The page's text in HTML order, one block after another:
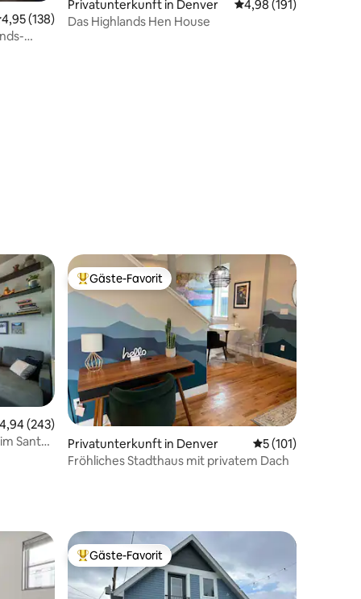
Bewertungen Bewertung: 4,95 von 5, 138 Bewertungen
4,95 (138)
Privatunterkunft in Denver Durchschnittliche
4,98 (191)
Das Highlands Hen House
Bewertungen
Bewertung: 4,94 von 5, 243 Bewertungen
4,94 (243)
Santa
Beliebter Gäste-Favorit.
Gäste-Favorit
Privatunterkunft in Denver Durchschnittliche
5 (101)
Fröhliches Stadthaus mit privatem Dach
Beliebter Gäste-Favorit.
Gäste-Favorit